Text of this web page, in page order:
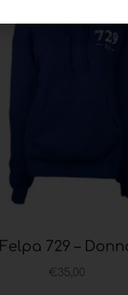
Felpa 729 –
€35,00